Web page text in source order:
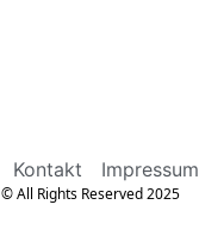
Kontakt Impressum
© All Rights Reserved 2025